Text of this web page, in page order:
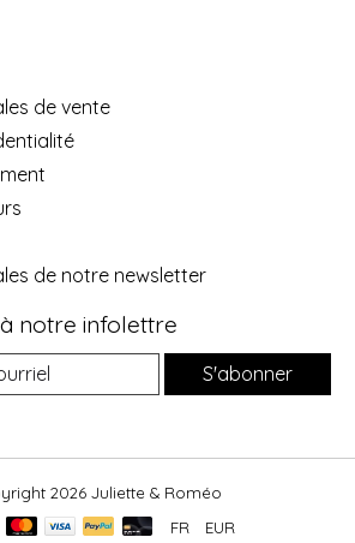
de vente
de notre newsletter
notre infolettre
S'abonner
2026 Juliette & Roméo
FR
EUR